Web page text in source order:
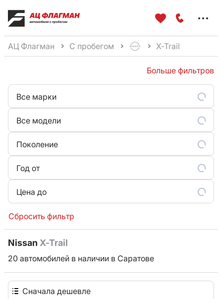
АЦ Флагман С пробегом X-Trail
Больше фильтров
Все марки
Все модели
Поколение
Год от
Цена до
Сбросить фильтр
Nissan X-Trail
20 автомобилей в наличии в Саратове
Сначала дешевле